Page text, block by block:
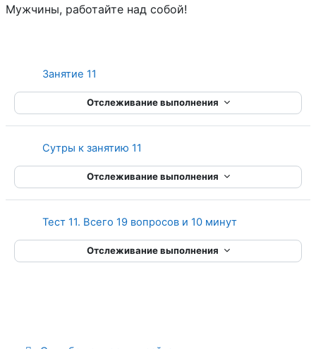
Мужчины, работайте над собой!
Занятие 11
Отслеживание выполнения
Сутры к занятию 11
Отслеживание выполнения
Тест 11. Всего 19 вопросов и 10 минут
Отслеживание выполнения